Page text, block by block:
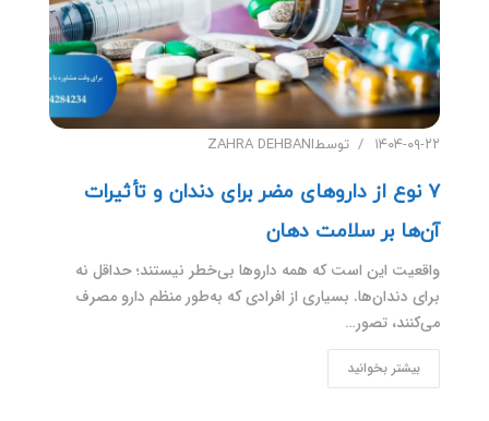
۱۴۰۴-۰۹-۲۲ توسطZAHRA DEHBANI
۷ نوع از داروهای مضر برای دندان و تأثیرات
آن‌ها بر سلامت دهان
واقعیت این است که همه داروها بی‌خطر نیستند؛ حداقل نه
برای دندان‌ها. بسیاری از افرادی که به‌طور منظم دارو مصرف
می‌کنند، تصور…
بیشتر بخوانید